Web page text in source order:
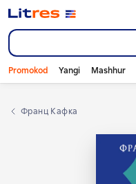
Promokod Yangi Mashhur
Франц Кафка